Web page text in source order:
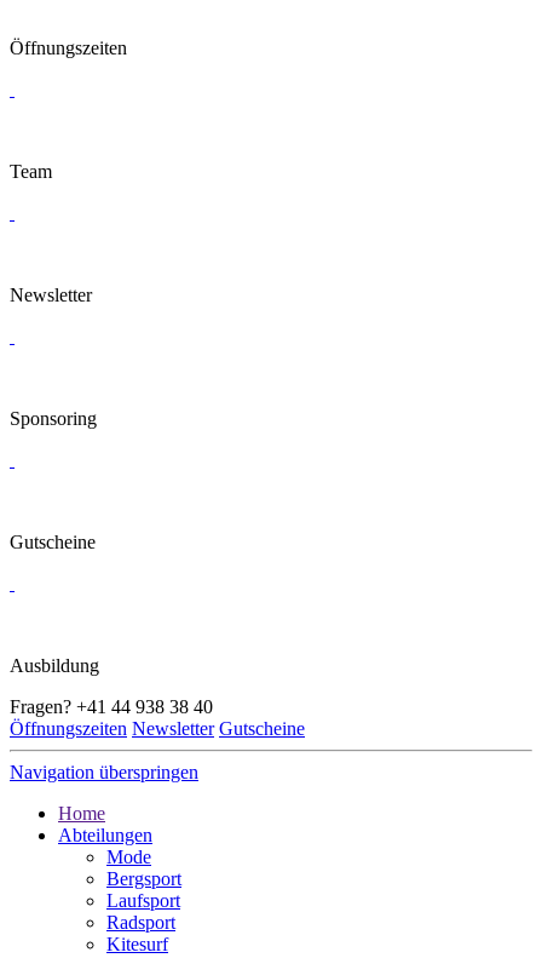
Öffnungszeiten
Team
Newsletter
Sponsoring
Gutscheine
Ausbildung
Fragen? +41 44 938 38 40
Öffnungszeiten Newsletter Gutscheine
Navigation überspringen
Home
Abteilungen
Mode
Bergsport
Laufsport
Radsport
Kitesurf